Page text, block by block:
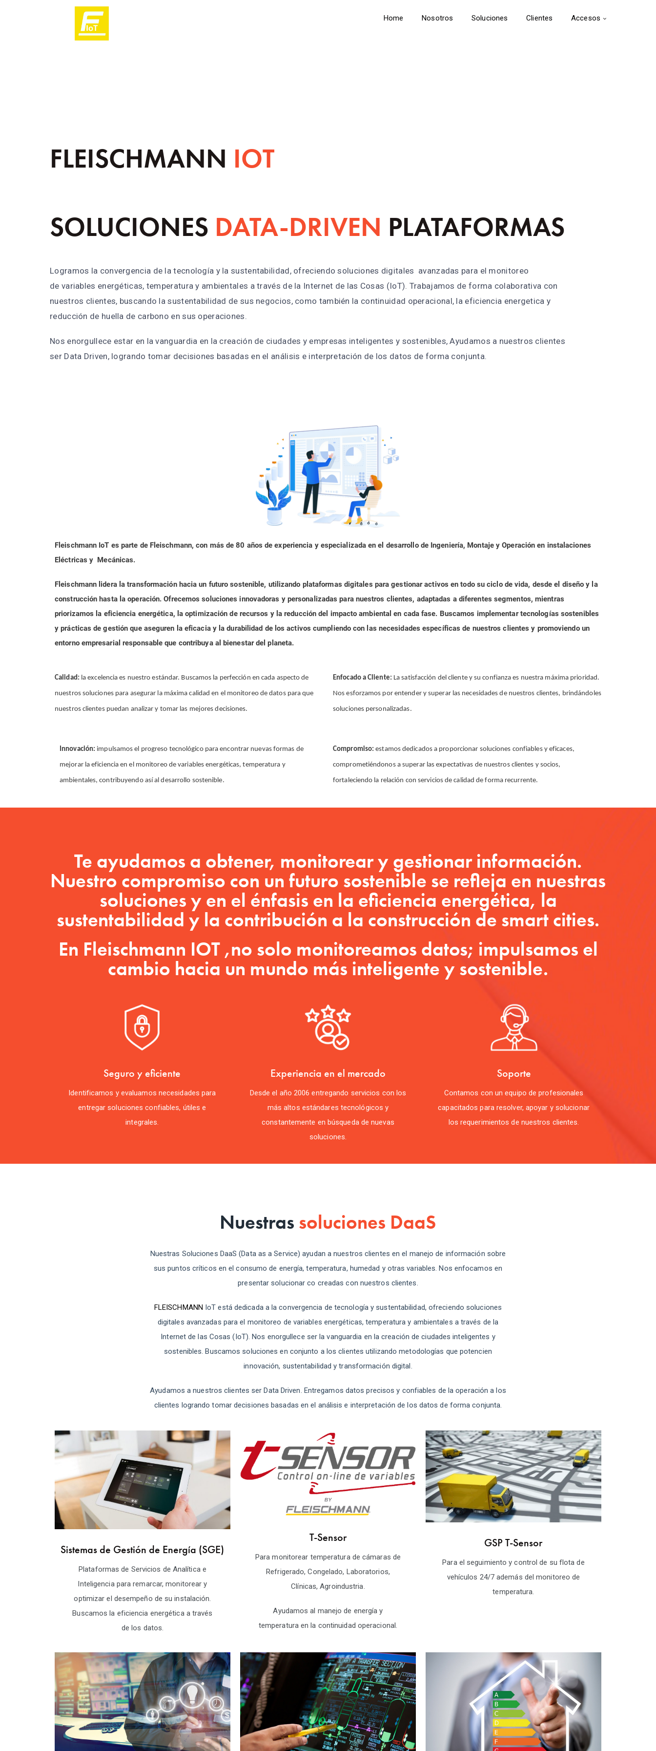
Home Nosotros Soluciones Clientes Accesos
FLEISCHMANN IOT
SOLUCIONES DATA-DRIVEN PLATAFORMAS
Logramos la convergencia de la tecnología y la sustentabilidad, ofreciendo soluciones digitales avanzadas para el monitoreo
de variables energéticas, temperatura y ambientales a través de la Internet de las Cosas (IoT). Trabajamos de forma colaborativa con
nuestros clientes, buscando la sustentabilidad de sus negocios, como también la continuidad operacional, la eficiencia energetica y
reducción de huella de carbono en sus operaciones.
Nos enorgullece estar en la vanguardia en la creación de ciudades y empresas inteligentes y sostenibles, Ayudamos a nuestros clientes
ser Data Driven, logrando tomar decisiones basadas en el análisis e interpretación de los datos de forma conjunta.
Fleischmann IoT es parte de Fleischmann, con más de 80 años de experiencia y especializada en el desarrollo de Ingeniería, Montaje y Operación en instalaciones
Eléctricas y Mecánicas.
Fleischmann lidera la transformación hacia un futuro sostenible, utilizando plataformas digitales para gestionar activos en todo su ciclo de vida, desde el diseño y la
construcción hasta la operación. Ofrecemos soluciones innovadoras y personalizadas para nuestros clientes, adaptadas a diferentes segmentos, mientras
priorizamos la eficiencia energética, la optimización de recursos y la reducción del impacto ambiental en cada fase. Buscamos implementar tecnologías sostenibles
y prácticas de gestión que aseguren la eficacia y la durabilidad de los activos cumpliendo con las necesidades específicas de nuestros clientes y promoviendo un
entorno empresarial responsable que contribuya al bienestar del planeta.
Calidad: la excelencia es nuestro estándar. Buscamos la perfección en cada aspecto de
nuestros soluciones para asegurar la máxima calidad en el monitoreo de datos para que
nuestros clientes puedan analizar y tomar las mejores decisiones.
Enfocado a Cliente: La satisfacción del cliente y su confianza es nuestra máxima prioridad.
Nos esforzamos por entender y superar las necesidades de nuestros clientes, brindándoles
soluciones personalizadas.
Innovación: impulsamos el progreso tecnológico para encontrar nuevas formas de
mejorar la eficiencia en el monitoreo de variables energéticas, temperatura y
ambientales, contribuyendo así al desarrollo sostenible.
Compromiso: estamos dedicados a proporcionar soluciones confiables y eficaces,
comprometiéndonos a superar las expectativas de nuestros clientes y socios,
fortaleciendo la relación con servicios de calidad de forma recurrente.
Te ayudamos a obtener, monitorear y gestionar información.
Nuestro compromiso con un futuro sostenible se refleja en nuestras
soluciones y en el énfasis en la eficiencia energética, la
sustentabilidad y la contribución a la construcción de smart cities.
En Fleischmann IOT ,no solo monitoreamos datos; impulsamos el
cambio hacia un mundo más inteligente y sostenible.
Seguro y eficiente
Identificamos y evaluamos necesidades para
entregar soluciones confiables, útiles e
integrales.
Experiencia en el mercado
Desde el año 2006 entregando servicios con los
más altos estándares tecnológicos y
constantemente en búsqueda de nuevas
soluciones.
Soporte
Contamos con un equipo de profesionales
capacitados para resolver, apoyar y solucionar
los requerimientos de nuestros clientes.
Nuestras soluciones DaaS
Nuestras Soluciones DaaS (Data as a Service) ayudan a nuestros clientes en el manejo de información sobre
sus puntos críticos en el consumo de energía, temperatura, humedad y otras variables. Nos enfocamos en
presentar solucionar co creadas con nuestros clientes.
FLEISCHMANN IoT está dedicada a la convergencia de tecnología y sustentabilidad, ofreciendo soluciones
digitales avanzadas para el monitoreo de variables energéticas, temperatura y ambientales a través de la
Internet de las Cosas (IoT). Nos enorgullece ser la vanguardia en la creación de ciudades inteligentes y
sostenibles. Buscamos soluciones en conjunto a los clientes utilizando metodologías que potencien
innovación, sustentabilidad y transformación digital.
Ayudamos a nuestros clientes ser Data Driven. Entregamos datos precisos y confiables de la operación a los
clientes logrando tomar decisiones basadas en el análisis e interpretación de los datos de forma conjunta.
Sistemas de Gestión de Energía (SGE)
Plataformas de Servicios de Analítica e
Inteligencia para remarcar, monitorear y
optimizar el desempeño de su instalación.
Buscamos la eficiencia energética a través
de los datos.
T-Sensor
Para monitorear temperatura de cámaras de
Refrigerado, Congelado, Laboratorios,
Clínicas, Agroindustria.
Ayudamos al manejo de energía y
temperatura en la continuidad operacional.
GSP T-Sensor
Para el seguimiento y control de su flota de
vehículos 24/7 además del monitoreo de
temperatura.